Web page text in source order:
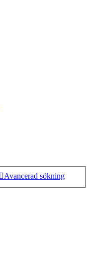
Avancerad sökning